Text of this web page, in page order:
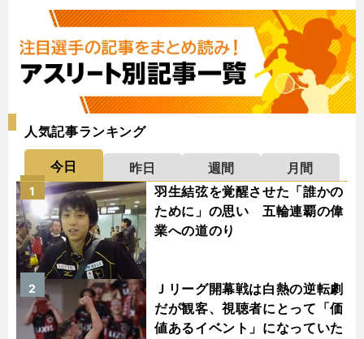
人気記事ランキング
今日 昨日 週間
月間
羽生結弦を覚醒させた「誰かの
ために」の思い 五輪連覇の偉
業への道のり
1
Ｊリーグ開幕戦は白熱の逆転劇
だが観客、視聴者にとって「価
値あるイベント」になっていた
2